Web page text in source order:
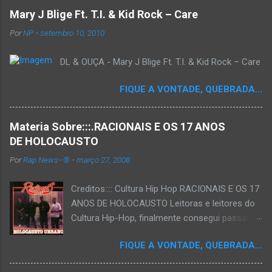
Mary J Blige Ft. T.I. & Kid Rock – Care
PorNP -setembro 10, 2010
DL & OUÇA - Mary J Blige Ft. T.I. & Kid Rock – Care
FIQUE A VONTADE, QUEBRADA...
Materia Sobre:::.RACIONAIS E OS 17 ANOS
DE HOLOCAUSTO
PorRap News--® -março 27, 2008
Creditos:::: Cultura Hip Hop RACIONAIS E OS 17
ANOS DE HOLOCAUSTO Leitoras e leitores do
Cultura Hip-Hop, finalmente consegui passar
que há muito tempo vinha maturando: uma
espécie de "ensaio-tributo" ao disco mais
FIQUE A VONTADE, QUEBRADA...